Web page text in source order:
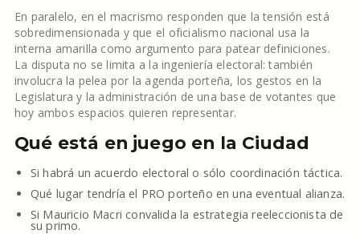
En paralelo, en el macrismo responden que la tensión está
sobredimensionada y que el oficialismo nacional usa la
interna amarilla como argumento para patear definiciones.
La disputa no se limita a la ingeniería electoral: también
involucra la pelea por la agenda porteña, los gestos en la
Legislatura y la administración de una base de votantes que
hoy ambos espacios quieren representar.
Qué está en juego en la Ciudad
Si habrá un acuerdo electoral o sólo coordinación táctica.
Qué lugar tendría el PRO porteño en una eventual alianza.
Si Mauricio Macri convalida la estrategia reeleccionista de
su primo.